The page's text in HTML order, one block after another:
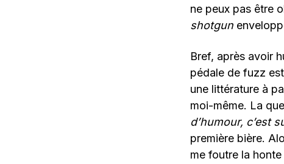
ne peux pas être
shotgun
Bref, après avoir
pédale de fuzz
une littérature à
moi-même. La
d’humour, c’est
première bière.
me foutre la